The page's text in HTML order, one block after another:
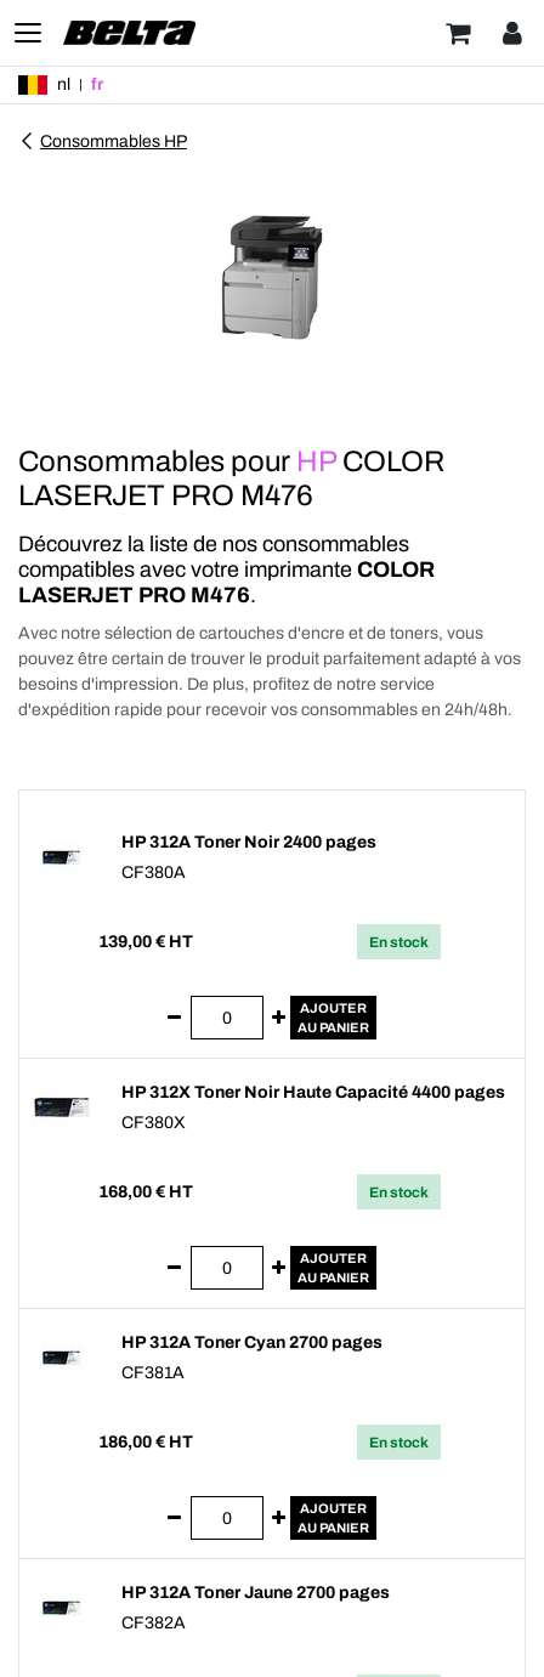
nl fr
Consommables HP
Consommables pour HPCOLOR
LASERJET PRO M476
Découvrez la liste de nos consommables
compatibles avec votre imprimante COLOR
LASERJET PRO M476.
Avec notre sélection de cartouches d'encre et de toners, vous
pouvez être certain de trouver le produit parfaitement adapté à vos
besoins d'impression. De plus, profitez de notre service
d'expédition rapide pour recevoir vos consommables en 24h/48h.
HP 312A Toner Noir 2400 pages
CF380A
139,00 € HT En stock
AJOUTER
AU PANIER
HP 312X Toner Noir Haute Capacité 4400 pages
CF380X
168,00 € HT En stock
AJOUTER
AU PANIER
HP 312A Toner Cyan 2700 pages
CF381A
186,00 € HT En stock
AJOUTER
AU PANIER
HP 312A Toner Jaune 2700 pages
CF382A